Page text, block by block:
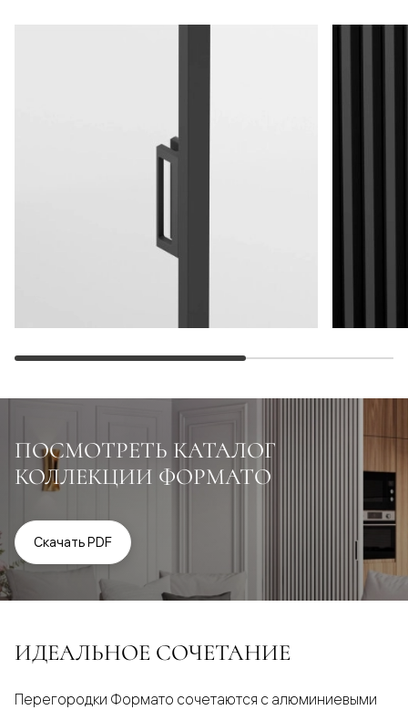
ПОСМОТРЕТЬ КАТАЛОГ
КОЛЛЕКЦИИ ФОРМАТО
Скачать PDF
ИДЕАЛЬНОЕ СОЧЕТАНИЕ
Перегородки Формато сочетаются с алюминиевыми